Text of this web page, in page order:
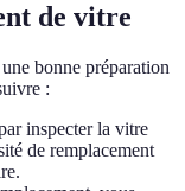
de vitre
bonne préparation
:
inspecter la vitre
de remplacement